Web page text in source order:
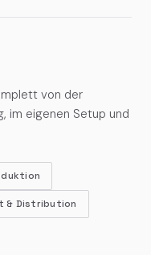
von der
im eigenen Setup und
& Distribution